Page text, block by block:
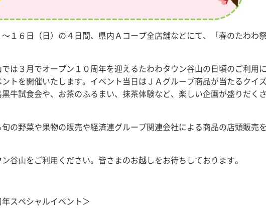
１６日（日）の４日間、県内Ａコープ全店舗などにて、「春のたわわ祭
は３月でオープン１０周年を迎えるたわわタウン谷山の日頃のご利用
トを開催いたします。イベント当日はＪＡグループ商品が当たるクイ
牛試食会や、お茶のふるまい、抹茶体験など、楽しい企画が盛りだく
の野菜や果物の販売や経済連グループ関連会社による商品の店頭販売
谷山をご利用ください。皆さまのお越しをお待ちしております。
スペシャルイベント＞